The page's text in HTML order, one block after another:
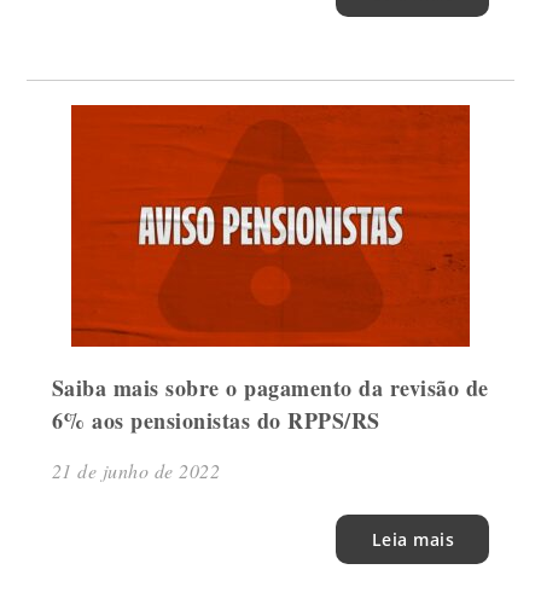
Saiba mais sobre o pagamento da revisão de
6% aos pensionistas do RPPS/RS
21 de junho de 2022
Leia mais